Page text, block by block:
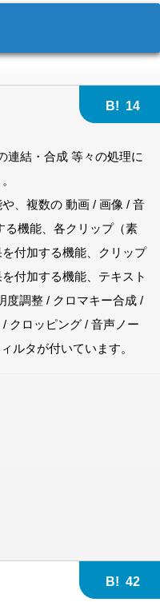
B! 14
連結・合成 等々の処理に
、複数の 動画 / 画像 / 音
る機能、各クリップ（素
付加する機能、クリップ
付加する機能、テキスト
度調整 / クロマキー合成 /
クロッピング / 音声ノー
ルタが付いています。
B! 42